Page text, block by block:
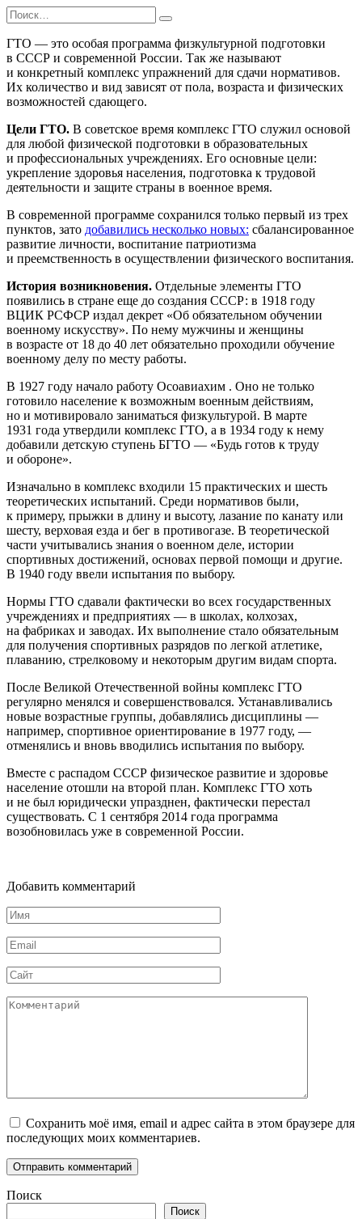
Перейти
к
содержанию
Search
for:
ГТО — это особая программа физкультурной подготовки
в СССР и современной России. Так же называют
и конкретный комплекс упражнений для сдачи нормативов.
Их количество и вид зависят от пола, возраста и физических
возможностей сдающего.
Цели ГТО. В советское время комплекс ГТО служил основой
для любой физической подготовки в образовательных
и профессиональных учреждениях. Его основные цели:
укрепление здоровья населения, подготовка к трудовой
деятельности и защите страны в военное время.
В современной программе сохранился только первый из трех
пунктов, зато добавились несколько новых: сбалансированное
развитие личности, воспитание патриотизма
и преемственность в осуществлении физического воспитания.
История возникновения. Отдельные элементы ГТО
появились в стране еще до создания СССР: в 1918 году
ВЦИК РСФСР издал декрет «Об обязательном обучении
военному искусству». По нему мужчины и женщины
в возрасте от 18 до 40 лет обязательно проходили обучение
военному делу по месту работы.
В 1927 году начало работу Осоавиахим . Оно не только
готовило население к возможным военным действиям,
но и мотивировало заниматься физкультурой. В марте
1931 года утвердили комплекс ГТО, а в 1934 году к нему
добавили детскую ступень БГТО — «Будь готов к труду
и обороне».
Изначально в комплекс входили 15 практических и шесть
теоретических испытаний. Среди нормативов были,
к примеру, прыжки в длину и высоту, лазание по канату или
шесту, верховая езда и бег в противогазе. В теоретической
части учитывались знания о военном деле, истории
спортивных достижений, основах первой помощи и другие.
В 1940 году ввели испытания по выбору.
Нормы ГТО сдавали фактически во всех государственных
учреждениях и предприятиях — в школах, колхозах,
на фабриках и заводах. Их выполнение стало обязательным
для получения спортивных разрядов по легкой атлетике,
плаванию, стрелковому и некоторым другим видам спорта.
После Великой Отечественной войны комплекс ГТО
регулярно менялся и совершенствовался. Устанавливались
новые возрастные группы, добавлялись дисциплины —
например, спортивное ориентирование в 1977 году, —
отменялись и вновь вводились испытания по выбору.
Вместе с распадом СССР физическое развитие и здоровье
население отошли на второй план. Комплекс ГТО хоть
и не был юридически упразднен, фактически перестал
существовать. С 1 сентября 2014 года программа
возобновилась уже в современной России.
Добавить комментарий
Имя
*
Email
*
Сайт
Комментарий
Сохранить моё имя, email и адрес сайта в этом браузере для
последующих моих комментариев.
Поиск
Поиск